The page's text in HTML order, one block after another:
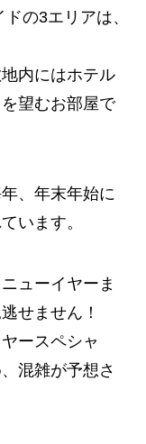
の3エリアは、
内にはホテル
望むお部屋で
、年末年始に
います。
ューイヤーま
せません！
ースペシャ
混雑が予想さ